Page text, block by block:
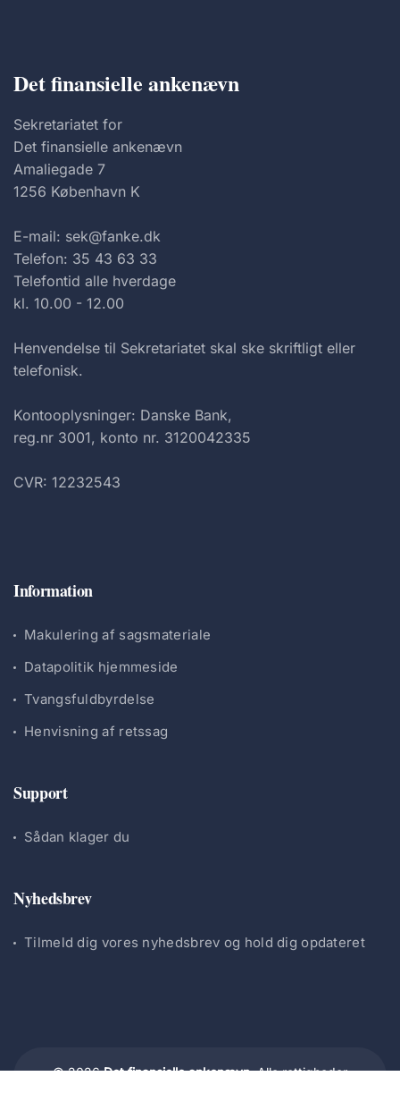
Det finansielle ankenævn
Sekretariatet for
Det finansielle ankenævn
Amaliegade 7
1256 København K
E-mail: sek@fanke.dk
Telefon: 35 43 63 33
Telefontid alle hverdage
kl. 10.00 - 12.00
Henvendelse til Sekretariatet skal ske skriftligt eller
telefonisk.
Kontooplysninger: Danske Bank,
reg.nr 3001, konto nr. 3120042335
CVR: 12232543
Information
Makulering af sagsmateriale
Datapolitik hjemmeside
Tvangsfuldbyrdelse
Henvisning af retssag
Support
Sådan klager du
Nyhedsbrev
Tilmeld dig vores nyhedsbrev og hold dig opdateret
© 2026Det finansielle ankenævn.Alle rettigheder